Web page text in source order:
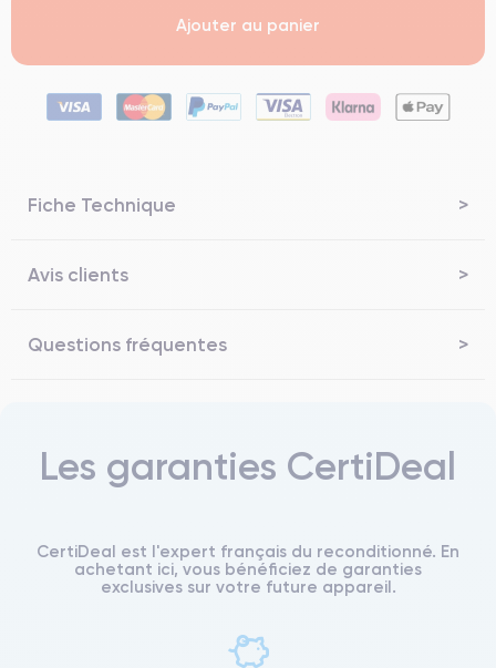
Ajouter au panier
Fiche Technique
Avis clients
Questions fréquentes
Les garanties CertiDeal
CertiDeal est l'expert français du reconditionné. En
achetant ici, vous bénéficiez de garanties
exclusives sur votre future appareil.